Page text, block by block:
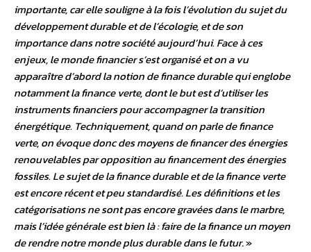
importante, car elle souligne à la fois l’évolution du sujet du
développement durable et de l’écologie, et de son
importance dans notre société aujourd’hui. Face à ces
enjeux, le monde financier s’est organisé et on a vu
apparaître d’abord la notion de finance durable qui englobe
notamment la finance verte, dont le but est d’utiliser les
instruments financiers pour accompagner la transition
énergétique. Techniquement, quand on parle de finance
verte, on évoque donc des moyens de financer des énergies
renouvelables par opposition au financement des énergies
fossiles. Le sujet de la finance durable et de la finance verte
est encore récent et peu standardisé. Les définitions et les
catégorisations ne sont pas encore gravées dans le marbre,
mais l’idée générale est bien là : faire de la finance un moyen
de rendre notre monde plus durable dans le futur. »